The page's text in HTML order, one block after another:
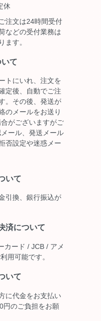
休
注文は24時間受付
などの受付業務は
ます。
て
トにいれ、注文を
定後、自動でご注
。その後、発送が
のメールをお送り
がございますがご
ール、発送メール
否設定や迷惑メー
いて
引換、銀行振込が
済について
カード / JCB / アメ
用可能です。
いて
に代金をお支払い
円のご負担をお願